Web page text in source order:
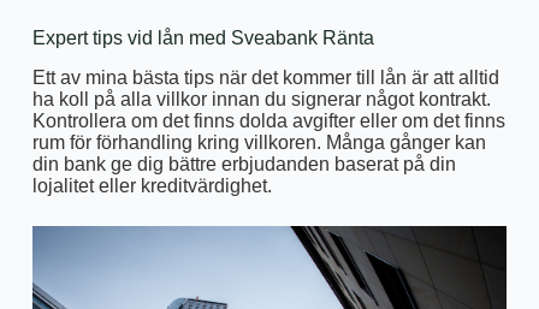
Expert tips vid lån med Sveabank Ränta
Ett av mina bästa tips när det kommer till lån är att alltid
ha koll på alla villkor innan du signerar något kontrakt.
Kontrollera om det finns dolda avgifter eller om det finns
rum för förhandling kring villkoren. Många gånger kan
din bank ge dig bättre erbjudanden baserat på din
lojalitet eller kreditvärdighet.